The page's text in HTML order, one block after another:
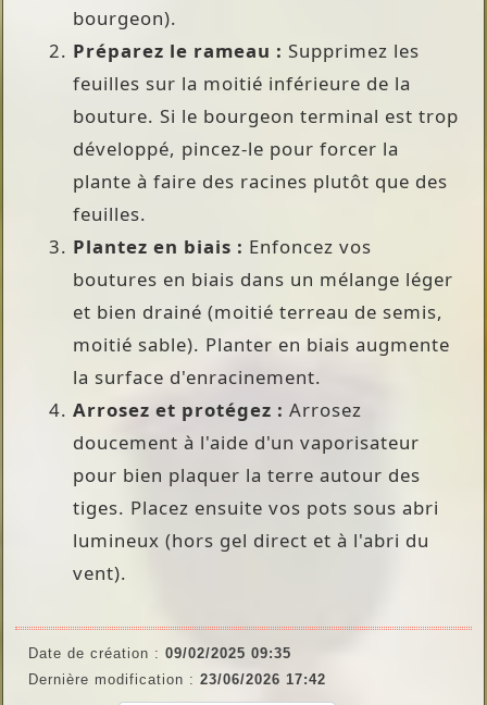
bourgeon).
Préparez le rameau : Supprimez les
feuilles sur la moitié inférieure de la
bouture. Si le bourgeon terminal est trop
développé, pincez-le pour forcer la
plante à faire des racines plutôt que des
feuilles.
Plantez en biais : Enfoncez vos
boutures en biais dans un mélange léger
et bien drainé (moitié terreau de semis,
moitié sable). Planter en biais augmente
la surface d'enracinement.
Arrosez et protégez : Arrosez
doucement à l'aide d'un vaporisateur
pour bien plaquer la terre autour des
tiges. Placez ensuite vos pots sous abri
lumineux (hors gel direct et à l'abri du
vent).
Date de création : 09/02/2025 09:35
Dernière modification : 23/06/2026 17:42